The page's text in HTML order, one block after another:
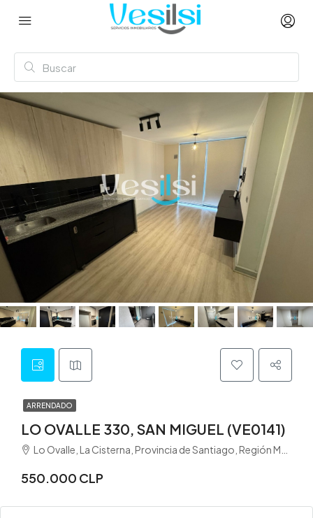
ARRENDADO
LO OVALLE 330, SAN MIGUEL (VE0141)
Lo Ovalle, La Cisterna, Provincia de Santiago, Región Metropolitana de Santiago, 7980008, Chile
550.000 CLP